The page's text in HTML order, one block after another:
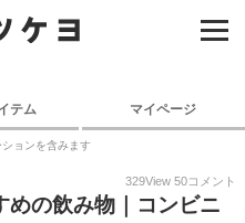
テム マイページ
ョンを含みます
329View 50コメント
めの飲み物｜コンビニ